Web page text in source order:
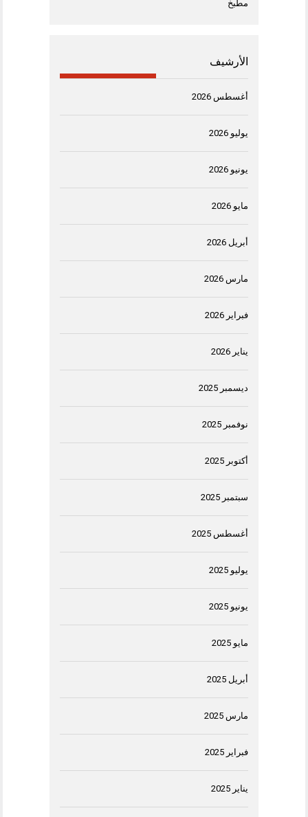
مطبخ
الأرشيف
أغسطس 2026
يوليو 2026
يونيو 2026
مايو 2026
أبريل 2026
مارس 2026
فبراير 2026
يناير 2026
ديسمبر 2025
نوفمبر 2025
أكتوبر 2025
سبتمبر 2025
أغسطس 2025
يوليو 2025
يونيو 2025
مايو 2025
أبريل 2025
مارس 2025
فبراير 2025
يناير 2025